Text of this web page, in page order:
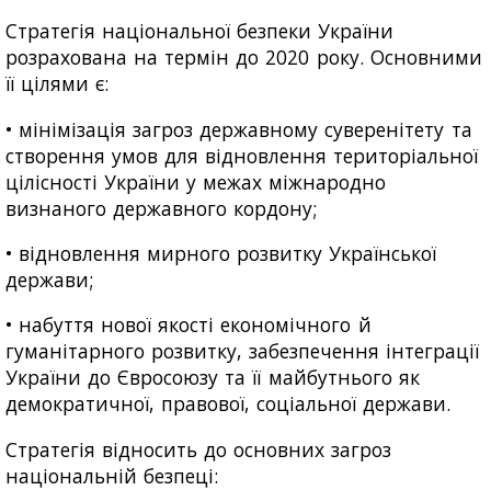
Стратегія національної безпеки України
розрахована на термін до 2020 року. Основними
її цілями є:
• мінімізація загроз державному суверенітету та
створення умов для відновлення територіальної
цілісності України у межах міжнародно
визнаного державного кордону;
• відновлення мирного розвитку Української
держави;
• набуття нової якості економічного й
гуманітарного розвитку, забезпечення інтеграції
України до Євросоюзу та її майбутнього як
демократичної, правової, соціальної держави.
Стратегія відносить до основних загроз
національній безпеці: